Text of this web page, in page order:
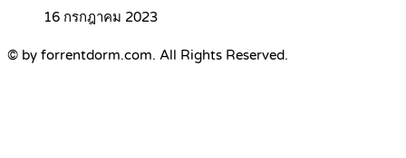
16 กรกฎาคม 2023
© by forrentdorm.com. All Rights Reserved.